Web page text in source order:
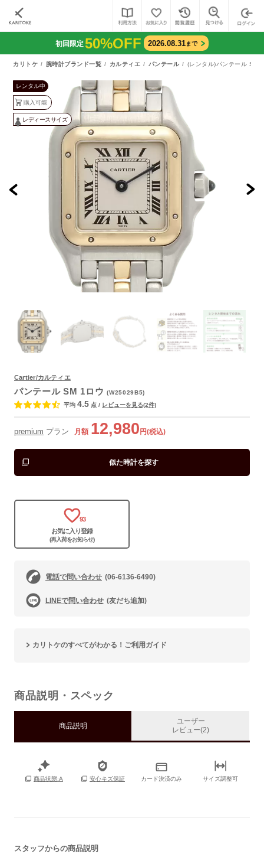
初回限定50%OFF 2026.08.31まで
カリトケ 腕時計ブランド一覧 カルティエ パンテール (レンタル)パンテール SM
レンタル中
購入可能
レディースサイズ
Cartier/カルティエ
パンテール SM 1ロウ(W25029B5)
平均 4.5 点 / レビューを見る(2件)
premium プラン 月額 12,980 円(税込)
似た時計を探す
93
お気に入り登録
(再入荷をお知らせ)
電話で問い合わせ (06-6136-6490)
LINEで問い合わせ (友だち追加)
カリトケのすべてがわかる！ご利用ガイド
商品説明・スペック
商品説明
ユーザー
レビュー(2)
商品状態:A 安心キズ保証 カード決済のみ サイズ調整可
スタッフからの商品説明
よくあるご質問